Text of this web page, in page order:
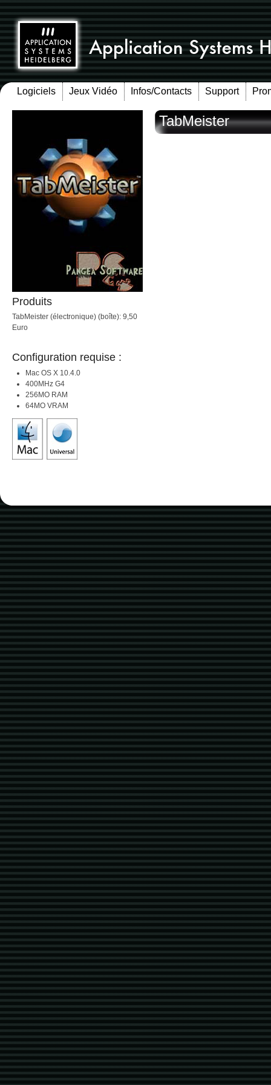
Logiciels Jeux Vidéo Infos/Contacts Support
Produits
TabMeister (électronique) (boîte): 9,50
Euro
Configuration requise :
Mac OS X 10.4.0
400MHz G4
256MO RAM
64MO VRAM
TabMeister